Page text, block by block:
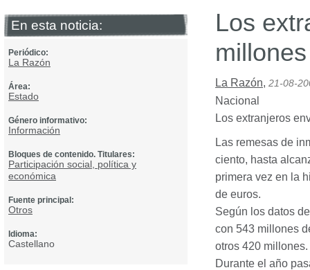
En esta noticia:
Periódico:
La Razón
Área:
Estado
Género informativo:
Información
Bloques de contenido. Titulares:
Participación social, política y
económica
Fuente principal:
Otros
Idioma:
Castellano
Los
La Razón, 21-08-
Nacional
Los extranjeros
Las remesas de
ciento, hasta
primera vez en la
de euros.
Según los datos
con 543 millones
otros 420 millones.
Durante el año